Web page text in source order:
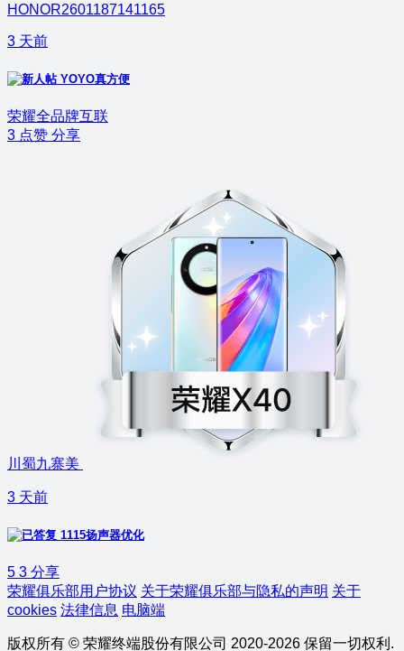
HONOR2601187141165
3 天前
YOYO真方便
荣耀全品牌互联
3 点赞 分享
川蜀九寨美
3 天前
1115扬声器优化
5 3 分享
荣耀俱乐部用户协议 关于荣耀俱乐部与隐私的声明 关于
cookies 法律信息 电脑端
版权所有 © 荣耀终端股份有限公司 2020-2026 保留一切权利.